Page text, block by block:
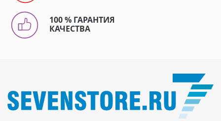
100 % ГАРАНТИЯ
КАЧЕСТВА